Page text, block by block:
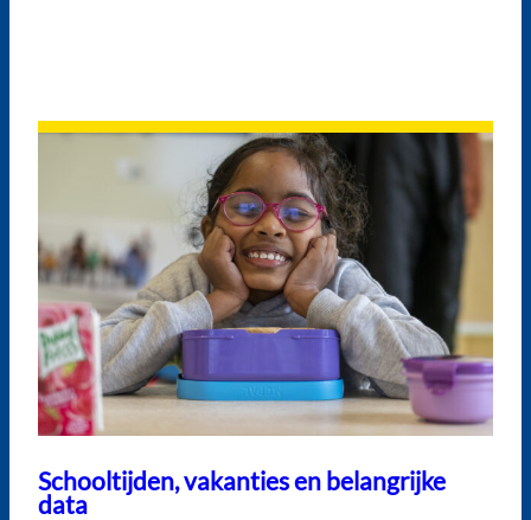
Schooltijden, vakanties en belangrijke
data